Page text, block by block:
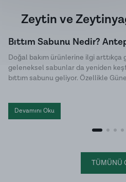
Zeytin ve
Bıttım Sabunu Nedir?
Doğal bakım ürünlerine ilgi
geleneksel sabunlar da yeniden
bıttım sabunu geliyor. Özellikle
Antep sabunu olarak da bilinen
katkılardan uzak , hem cilt hem de
geleneksel sabunlar arasında yer
Devamını Oku
TÜMÜNÜ